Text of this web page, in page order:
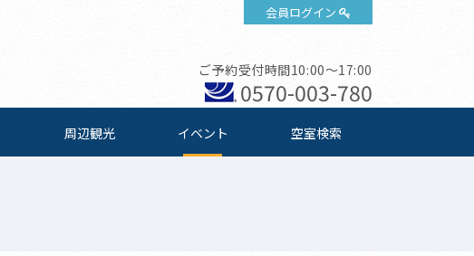
会員ログイン
ご予約受付時間10:00～17:00
0570-003-780
周辺観光 イベント 空室検索